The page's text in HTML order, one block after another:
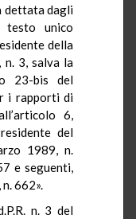
dettata dagli
unico
della
n. 3, salva la
23-bis del
i rapporti di
6,
del
1989, n.
e seguenti,
662».
n. 3 del